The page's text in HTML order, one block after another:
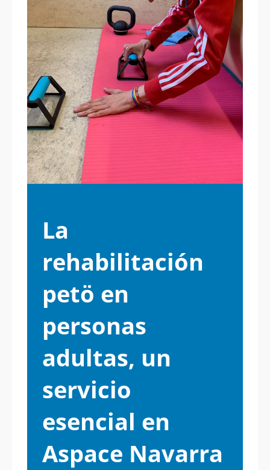
La
rehabilitación
petö en
personas
adultas, un
servicio
esencial en
Aspace Navarra